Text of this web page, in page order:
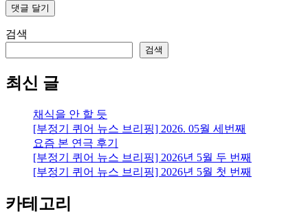
검색
검색
최신 글
채식을 안 할 듯
[부정기 퀴어 뉴스 브리핑] 2026. 05월 세번째
요즘 본 연극 후기
[부정기 퀴어 뉴스 브리핑] 2026년 5월 두 번째
[부정기 퀴어 뉴스 브리핑] 2026년 5월 첫 번째
카테고리